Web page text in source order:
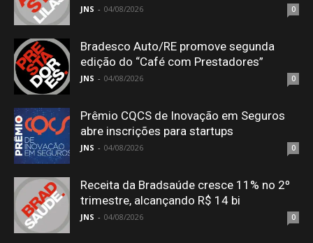
JNS - 04/08/2026 0
Bradesco Auto/RE promove segunda
edição do “Café com Prestadores”
JNS - 04/08/2026 0
Prêmio CQCS de Inovação em Seguros
abre inscrições para startups
JNS - 04/08/2026 0
Receita da Bradsaúde cresce 11% no 2º
trimestre, alcançando R$ 14 bi
JNS - 04/08/2026 0